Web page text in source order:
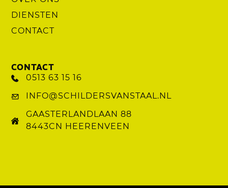
DIENSTEN
CONTACT
CONTACT
0513 63 15 16
INFO@SCHILDERSVANSTAAL.NL
GAASTERLANDLAAN 88
8443CN HEERENVEEN